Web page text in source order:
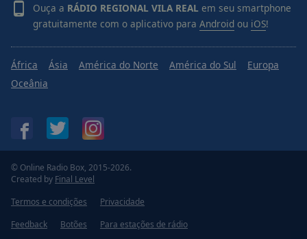
dialog
window.
Ouça a RÁDIO REGIONAL VILA REAL em seu smartphone
gratuitamente com o aplicativo para Android ou iOS!
África Ásia América do Norte América do Sul
Europa
Oceânia
© Online Radio Box, 2015-2026.
Created by Final Level
Termos e condições
Privacidade
Feedback
Botões Para estações de rádio